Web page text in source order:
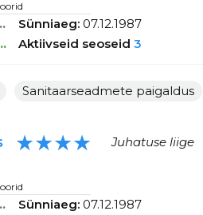
Sünniaeg: 07.12.1987
Aktiivseid seoseid 3
Sanitaarseadmete paigaldus
★★★★ Juhatuse liige
Sünniaeg: 07.12.1987